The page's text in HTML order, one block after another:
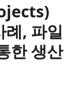
례, 파일
한 생산